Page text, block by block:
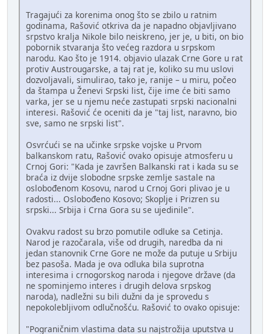
Tragajući za korenima onog što se zbilo u ratnim
godinama, Rašović otkriva da je napadno objavljivano
srpstvo kralja Nikole bilo neiskreno, jer je, u biti, on bio
pobornik stvaranja što većeg razdora u srpskom
narodu. Kao što je 1914. objavio ulazak Crne Gore u rat
protiv Austrougarske, a taj rat je, koliko su mu uslovi
dozvoljavali, simulirao, tako je, ranije – u miru, počeo
da štampa u Ženevi Srpski list, čije ime će biti samo
varka, jer se u njemu neće zastupati srpski nacionalni
interesi. Rašović će oceniti da je "taj list, naravno, bio
sve, samo ne srpski list".
Osvrćući se na učinke srpske vojske u Prvom
balkanskom ratu, Rašović ovako opisuje atmosferu u
Crnoj Gori: "Kada je završen Balkanski rat i kada su se
braća iz dvije slobodne srpske zemlje sastale na
oslobođenom Kosovu, narod u Crnoj Gori plivao je u
radosti... Oslobođeno Kosovo; Skoplje i Prizren su
srpski... Srbija i Crna Gora su se ujedinile".
Ovakvu radost su brzo pomutile odluke sa Cetinja.
Narod je razočarala, više od drugih, naredba da ni
jedan stanovnik Crne Gore ne može da putuje u Srbiju
bez pasoša. Mada je ova odluka bila suprotna
interesima i crnogorskog naroda i njegove države (da
ne spominjemo interes i drugih delova srpskog
naroda), nadležni su bili dužni da je sprovedu s
nepokolebljivom odlučnošću. Rašović to ovako opisuje:
"Pograničnim vlastima data su najstrožija uputstva u